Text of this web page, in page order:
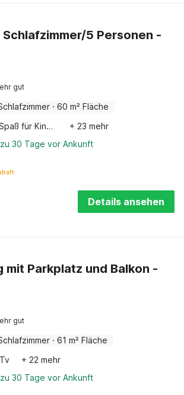
5 Personen -
gut
· 60 m² Fläche
Spaß für Kinder
+ 23 mehr
30 Tage vor Ankunft
Details ansehen
mit Parkplatz und Balkon -
gut
· 61 m² Fläche
Tv
+ 22 mehr
30 Tage vor Ankunft